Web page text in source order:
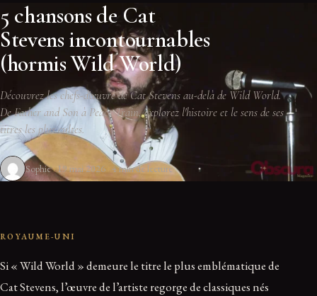
5 chansons de Cat
Stevens incontournables
(hormis Wild World)
Découvrez les chefs-d'œuvre de Cat Stevens au-delà de Wild World.
De Father and Son à Peace Train, explorez l'histoire et le sens de ses
titres les plus cultes.
Sophie 19 mai 2026 4 min de lecture
ROYAUME-UNI
Si « Wild World » demeure le titre le plus emblématique de
Cat Stevens, l’œuvre de l’artiste regorge de classiques nés